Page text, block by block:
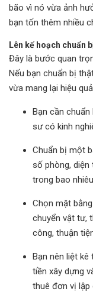
bão vì nó vừa ảnh
bạn tốn thêm nhiều
Lên kế hoạch chuẩn
Đây là bước quan
Nếu bạn chuẩn bị
vừa mang lại hiệu
Bạn cần
sư có kinh
Chuẩn bị một
số phòng, diện
trong bao
Chọn mặt
chuyển vật tư,
công, thuận
Bạn nên liệt
tiền xây dựng
thuê đơn vị lập